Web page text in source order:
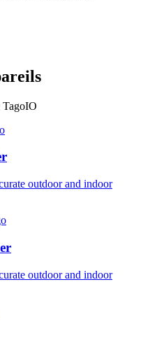
TagoIO
outdoor and indoor
outdoor and indoor